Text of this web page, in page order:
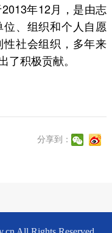
年12月，是由志
、组织和个人自愿
社会组织，多年来
积极贡献。
分享到：